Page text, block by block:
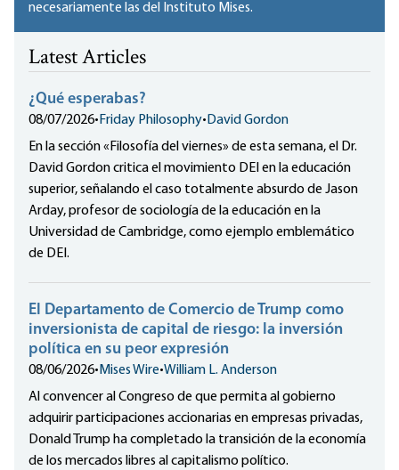
necesariamente las del Instituto Mises.
Latest Articles
¿Qué esperabas?
08/07/2026• Friday Philosophy• David Gordon
En la sección «Filosofía del viernes» de esta semana, el Dr.
David Gordon critica el movimiento DEI en la educación
superior, señalando el caso totalmente absurdo de Jason
Arday, profesor de sociología de la educación en la
Universidad de Cambridge, como ejemplo emblemático
de DEI.
El Departamento de Comercio de Trump como
inversionista de capital de riesgo: la inversión
política en su peor expresión
08/06/2026• Mises Wire•William L. Anderson
Al convencer al Congreso de que permita al gobierno
adquirir participaciones accionarias en empresas privadas,
Donald Trump ha completado la transición de la economía
de los mercados libres al capitalismo político.